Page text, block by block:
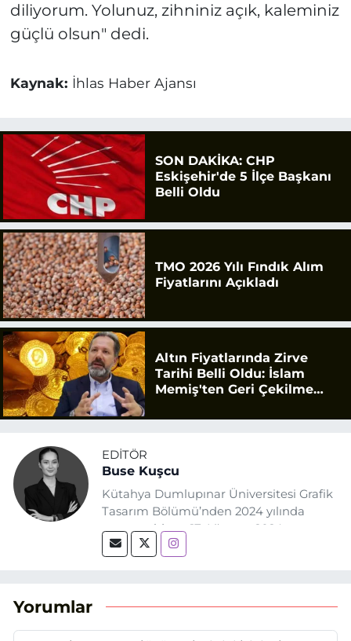
diliyorum. Yolunuz, zihniniz açık, kaleminiz
güçlü olsun" dedi.
Kaynak: İhlas Haber Ajansı
SON DAKİKA: CHP
Eskişehir'de 5 İlçe Başkanı
Belli Oldu
TMO 2026 Yılı Fındık Alım
Fiyatlarını Açıkladı
Altın Fiyatlarında Zirve
Tarihi Belli Oldu: İslam
Memiş'ten Geri Çekilme
EDITÖR
Buse Kuşcu
Kütahya Dumlupınar Üniversitesi Grafik
Tasarım Bölümü’nden 2024 yılında
mezun oldum. 17 Ağustos 2024
tarihinde, Grafik Tasarım alanında staj
adım attım.
Yorumlar